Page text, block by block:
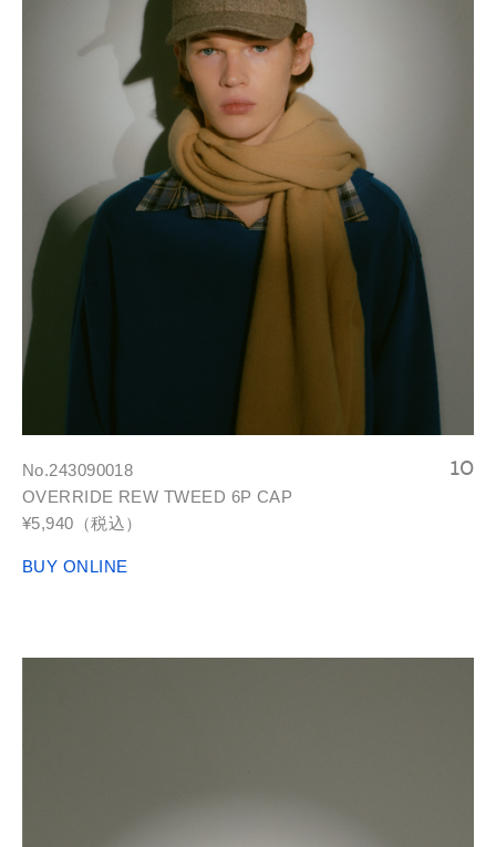
No.243090018
OVERRIDE REW TWEED 6P CAP
¥5,940（税込）
BUY ONLINE